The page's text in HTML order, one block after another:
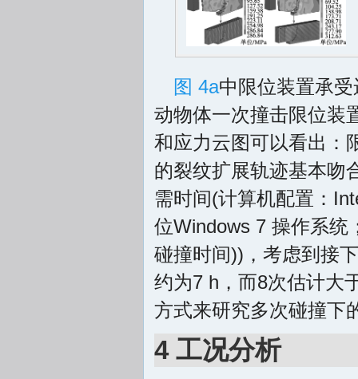
图 4a中限位装置承
动物体一次撞击限位装
和应力云图可以看出：
的裂纹扩展轨迹基本吻
需时间(计算机配置：
位Windows 7 操作系统
碰撞时间))，考虑到接
约为7 h，而8次估计大
方式来研究多次碰撞下
4 工况分析